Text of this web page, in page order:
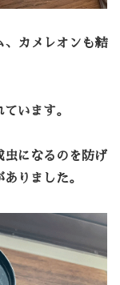
、カメレオンも結
います。
虫になるのを防げ
りました。